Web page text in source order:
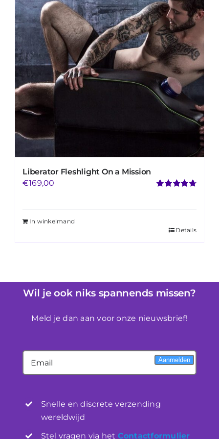
Mijn Account
Winkelwagen
Liberator Fleshlight On a Mission
€169,00
In winkelmand
Details
Wil je ook niks spannends missen?
Meld je dan aan voor onze nieuwsbrief!
Aanmelden
Snelle en discrete verzending
wereldwijd
Stel vragen via het Contactformulier